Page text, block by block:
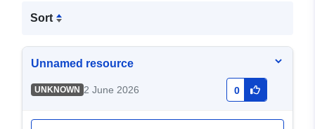
Sort
Unnamed resource
UNKNOWN 2 June 2026 0